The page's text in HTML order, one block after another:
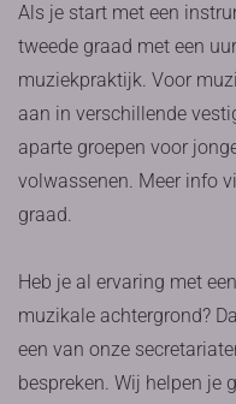
Als je start met een
tweede graad met een
muziekpraktijk. Voor
aan in verschillende
aparte groepen voor
volwassenen. Meer info
graad.
Heb je al ervaring met
muzikale achtergrond?
een van onze
bespreken. Wij helpen je